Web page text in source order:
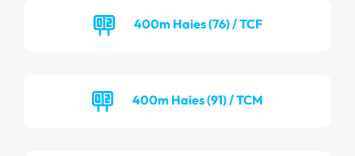
400m Haies (76) / TCF
400m Haies (91) / TCM